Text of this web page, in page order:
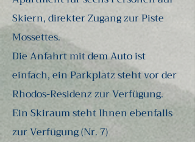
Skiern, direkter Zugang zur Piste
Mossettes.
Die Anfahrt mit dem Auto ist
einfach, ein Parkplatz steht vor der
Rhodos-Residenz zur Verfügung.
Ein Skiraum steht Ihnen ebenfalls
zur Verfügung (Nr. 7)